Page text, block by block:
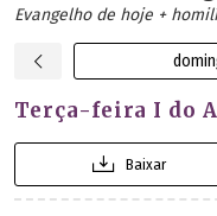
Evangelho de hoje +
Terça-feira I do
Baixar